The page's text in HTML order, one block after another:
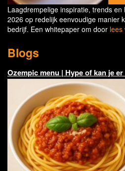
Laagdrempelige inspiratie, trends
2026 op redelijk eenvoudige manier
bedrijf. Een whitepaper om door lees
Blogs
Ozempic menu | Hype of kan je